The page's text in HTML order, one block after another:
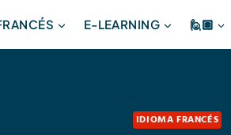
E-LEARNING 🙋🏽
IDIOMA FRANCÉS